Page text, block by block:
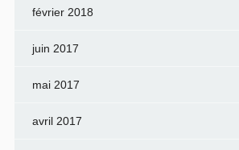
février 2018
juin 2017
mai 2017
avril 2017